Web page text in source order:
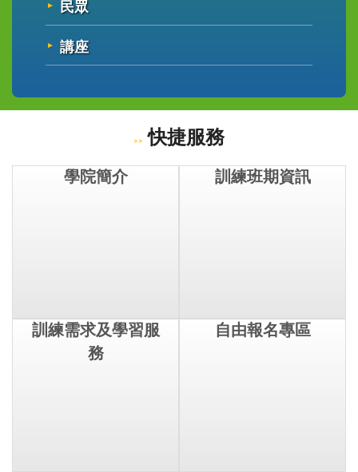
民眾
講座
快捷服務
學院簡介 訓練班期資訊
訓練需求及學習服
務
自由報名專區